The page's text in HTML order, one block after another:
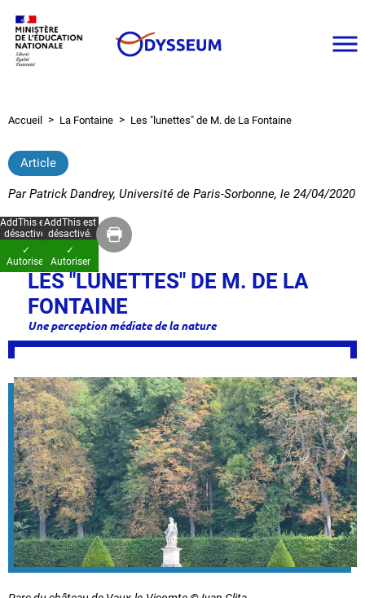
contenu
principal
Fil
Accueil La Fontaine Les "lunettes" de M. de La Fontaine
Article
ParPatrick Dandrey, Université de Paris-Sorbonne, le 24/04/2020
AddThis est
désactivé.
✓
Autoriser
AddThis est
désactivé.
✓
Autoriser
LES "LUNETTES" DE M. DE LA
FONTAINE
Une perception médiate de la nature